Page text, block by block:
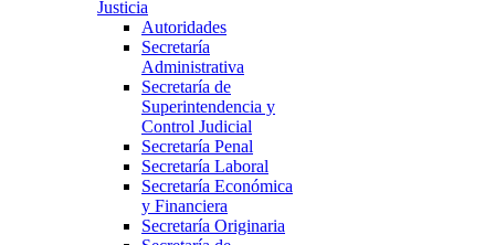
Justicia
Autoridades
Secretaría
Administrativa
Secretaría de
Superintendencia y
Control Judicial
Secretaría Penal
Secretaría Laboral
Secretaría Económica
y Financiera
Secretaría Originaria